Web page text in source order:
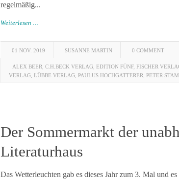
regelmäßig...
Weiterlesen …
01 NOV. 2019 SUSANNE MARTIN 0 COMMENT
ALEX BEER C.H.BECK VERLAG EDITION FÜNF, FISCHER
VERLAG LÜBBE VERLAG PAULUS HOCHGATTERER PETER
Der Sommermarkt der
Literaturhaus
Das Wetterleuchten gab es dieses Jahr zum 3. Mal und